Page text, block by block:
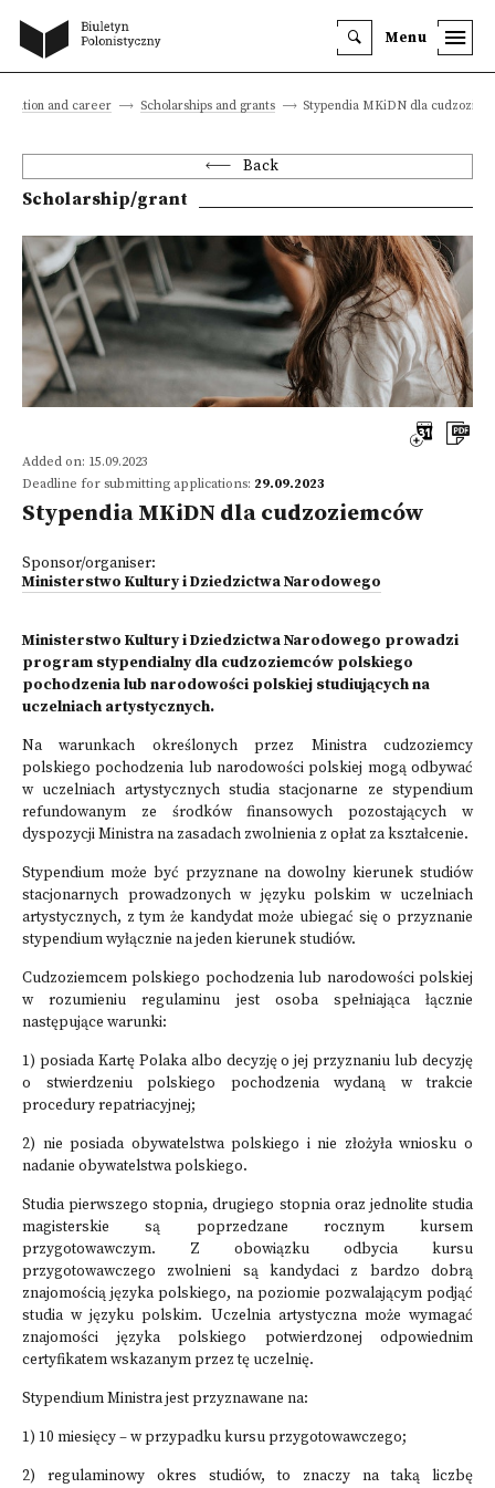
Menu
and career Scholarships and grants Stypendia MKiDN dla
Back
Scholarship/grant
Added on: 15.09.2023
Deadline for submitting applications: 29.09.2023
Stypendia MKiDN dla cudzoziemców
Sponsor/organiser:
Ministerstwo Kultury i Dziedzictwa Narodowego
Ministerstwo Kultury i Dziedzictwa Narodowego prowadzi
program stypendialny dla cudzoziemców polskiego
pochodzenia lub narodowości polskiej studiujących na
uczelniach artystycznych.
Na warunkach określonych przez Ministra cudzoziemcy
polskiego pochodzenia lub narodowości polskiej mogą odbywać
w uczelniach artystycznych studia stacjonarne ze stypendium
refundowanym ze środków finansowych pozostających w
dyspozycji Ministra na zasadach zwolnienia z opłat za kształcenie.
Stypendium może być przyznane na dowolny kierunek studiów
stacjonarnych prowadzonych w języku polskim w uczelniach
artystycznych, z tym że kandydat może ubiegać się o przyznanie
stypendium wyłącznie na jeden kierunek studiów.
Cudzoziemcem polskiego pochodzenia lub narodowości polskiej
w rozumieniu regulaminu jest osoba spełniająca łącznie
następujące warunki:
1) posiada Kartę Polaka albo decyzję o jej przyznaniu lub decyzję
o stwierdzeniu polskiego pochodzenia wydaną w trakcie
procedury repatriacyjnej;
2) nie posiada obywatelstwa polskiego i nie złożyła wniosku o
nadanie obywatelstwa polskiego.
Studia pierwszego stopnia, drugiego stopnia oraz jednolite studia
magisterskie są poprzedzane rocznym kursem
przygotowawczym. Z obowiązku odbycia kursu
przygotowawczego zwolnieni są kandydaci z bardzo dobrą
znajomością języka polskiego, na poziomie pozwalającym podjąć
studia w języku polskim. Uczelnia artystyczna może wymagać
znajomości języka polskiego potwierdzonej odpowiednim
certyfikatem wskazanym przez tę uczelnię.
Stypendium Ministra jest przyznawane na:
1) 10 miesięcy – w przypadku kursu przygotowawczego;
2) regulaminowy okres studiów, to znaczy na taką liczbę